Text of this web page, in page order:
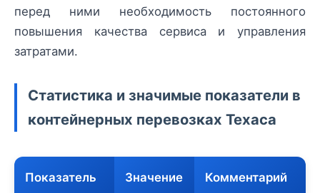
перед ними необходимость постоянного
повышения качества сервиса и управления
затратами.
Статистика и значимые показатели в
контейнерных перевозках Техаса
Показатель Значение Комментарий